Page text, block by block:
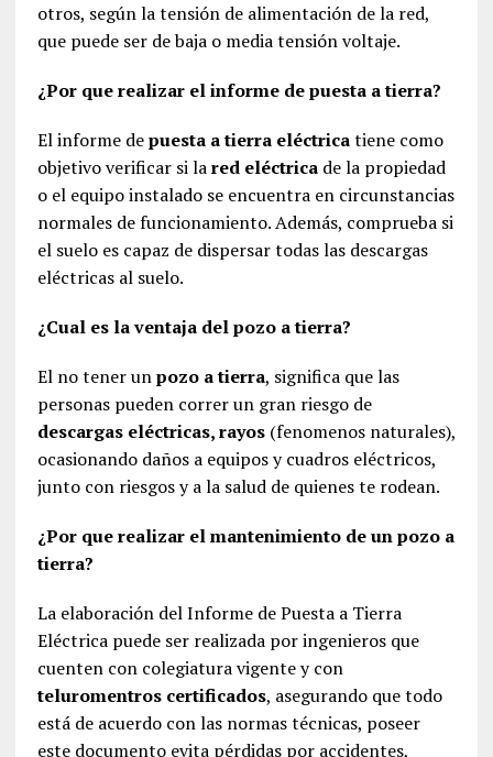
otros, según la tensión de alimentación de la red,
que puede ser de baja o media tensión voltaje.
¿Por que realizar el informe de puesta a tierra?
El informe depuesta a tierra eléctricatiene como
objetivo verificar si lared eléctricade la propiedad
o el equipo instalado se encuentra en circunstancias
normales de funcionamiento. Además, comprueba si
el suelo es capaz de dispersar todas las descargas
eléctricas al suelo.
¿Cual es la ventaja del pozo a tierra?
El no tener unpozo a tierra, significa que las
personas pueden correr un gran riesgo de
descargas eléctricas, rayos(fenomenos naturales),
ocasionando daños a equipos y cuadros eléctricos,
junto con riesgos y a la salud de quienes te rodean.
¿Por que realizar el mantenimiento de un pozo a
tierra?
La elaboración del Informe de Puesta a Tierra
Eléctrica puede ser realizada por ingenieros que
cuenten con colegiatura vigente y con
teluromentros certificados, asegurando que todo
está de acuerdo con las normas técnicas, poseer
este documento evita pérdidas por accidentes,